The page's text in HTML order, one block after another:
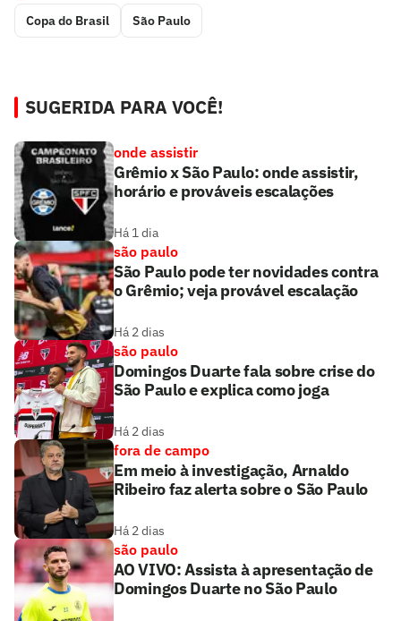
Copa do Brasil São Paulo
SUGERIDA PARA VOCÊ!
onde assistir
Grêmio x São Paulo: onde assistir,
horário e prováveis escalações
Há 1 dia
são paulo
São Paulo pode ter novidades contra
o Grêmio; veja provável escalação
Há 2 dias
são paulo
Domingos Duarte fala sobre crise do
São Paulo e explica como joga
Há 2 dias
fora de campo
Em meio à investigação, Arnaldo
Ribeiro faz alerta sobre o São Paulo
Há 2 dias
são paulo
AO VIVO: Assista à apresentação de
Domingos Duarte no São Paulo